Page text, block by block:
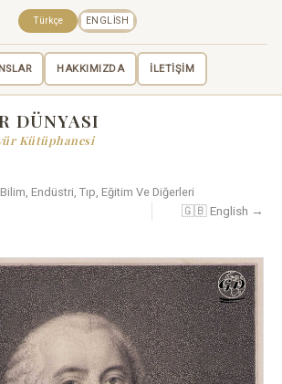
HAKKIMIZDA İLETİŞİM
Türkçe ENGLISH
DÜNYASI
Kütüphanesi
Bilim, Endüstri, Tıp, Eğitim Ve Diğerleri
🇬🇧 English →